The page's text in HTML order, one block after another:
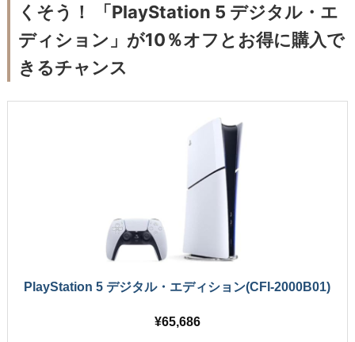
くそう！ 「PlayStation 5 デジタル・エ
ディション」が10％オフとお得に購入で
きるチャンス
PlayStation 5 デジタル・エディション(CFI-2000B01)
65,686